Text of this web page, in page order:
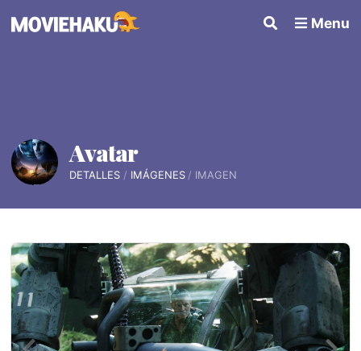
Menu
Avatar
DETALLES IMÁGENES IMAGEN